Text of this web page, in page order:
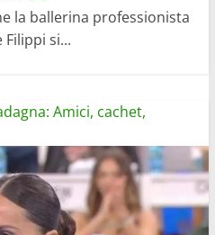
la ballerina professionista
si...
Amici, cachet,